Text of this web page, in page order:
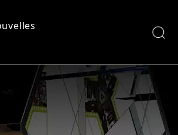
questions - réponses
Présentation du produit